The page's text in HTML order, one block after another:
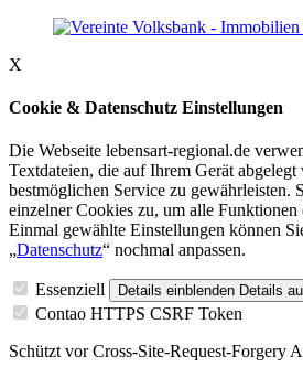
X
Cookie & Datenschutz Einstellungen
Die Webseite lebensart-regional.de
Textdateien, die auf Ihrem Gerät
bestmöglichen Service zu gewährleisten.
einzelner Cookies zu, um alle Funktionen
Einmal gewählte Einstellungen können
„Datenschutz“ nochmal anpassen.
Essenziell Details einblenden Details
Contao HTTPS CSRF Token
Schützt vor Cross-Site-Request-Forgery